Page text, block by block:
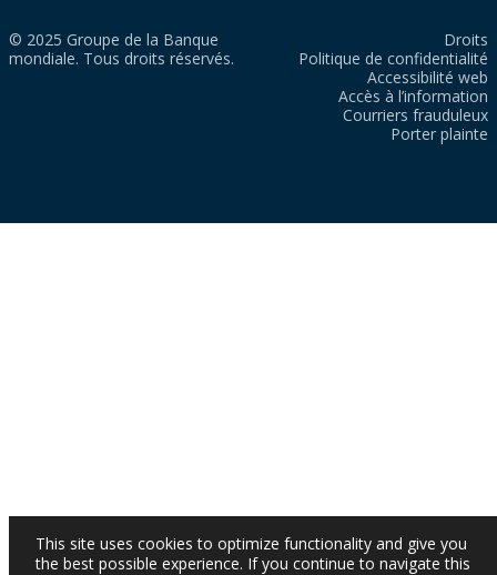
© 2025 Groupe de la Banque
mondiale. Tous droits réservés.
Droits
Politique de confidentialité
Accessibilité web
Accès à l’information
Courriers frauduleux
Porter plainte
This site uses cookies to optimize functionality and give you
the best possible experience. If you continue to navigate this